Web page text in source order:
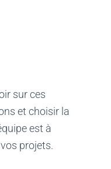
sur ces
et choisir la
est à
projets.